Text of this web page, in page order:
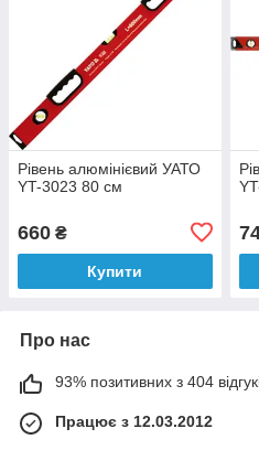
Рівень алюмінієвий УАТО
YT-3023 80 см
660 ₴
Купити
Про нас
93% позитивних з 404
Працює з 12.03.2012